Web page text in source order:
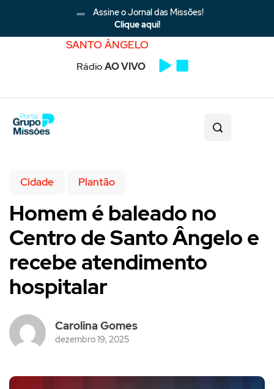
Assine o Jornal das Missões!
Clique aqui!
SANTO ÂNGELO
RádioAO VIVO
Cidade Plantão
Homem é baleado no
Centro de Santo Ângelo e
recebe atendimento
hospitalar
Carolina Gomes
dezembro 19, 2025